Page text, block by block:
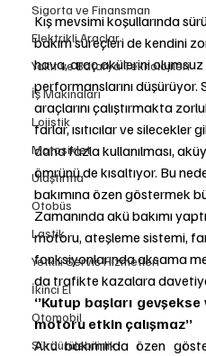
Sigorta ve Finansman
Elektrikli Araçlar
Yakıt ve Batarya Teknolojileri
İş Makinaları
Lojistik
Motosiklet
Ulaştırma
Otobüs
Lastik
Yetkili Servis Hizmetleri
İkinci El
Otomobil
Sürdürülebilirlik
Kış mevsimi koşullarında
bakım süreçleri de kendini
hava, araç akülerini
performanslarını düşürüyor.
araçlarını çalıştırmakta
farlar, ısıtıcılar ve silecekler
daha fazla kullanılması,
ömrünü de kısaltıyor. Bu
bakımına özen göstermek
Zamanında akü bakımı
motoru, ateşleme sistemi,
fonksiyonlarında aksama
da trafikte kazalara davetiye
‘’Kutup başları
motoru etkin çalışmaz’’
Akü bakımında özen